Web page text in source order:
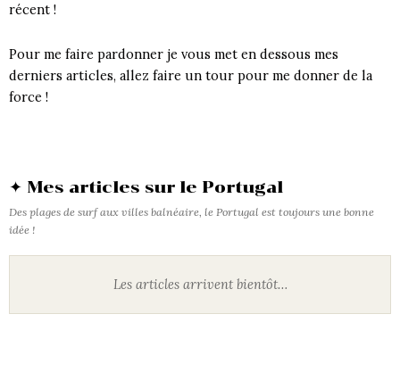
récent !
Pour me faire pardonner je vous met en dessous mes
derniers articles, allez faire un tour pour me donner de la
force !
✦ Mes articles sur le Portugal
Des plages de surf aux villes balnéaire, le Portugal est toujours une bonne
idée !
Les articles arrivent bientôt…